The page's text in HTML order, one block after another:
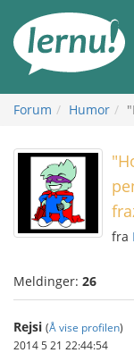
innholdet
Forum Humor
fra
Meldinger: 26
Rejsi (Å vise profilen)
2014 5 21 22:44:54